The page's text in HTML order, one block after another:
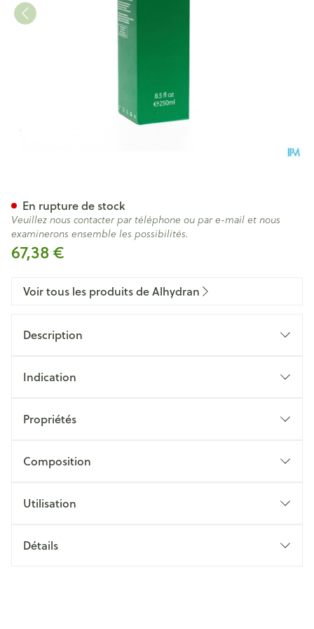
67,38 €
En rupture de stock
Veuillez nous contacter par téléphone ou par e-mail et nous
examinerons ensemble les possibilités.
Voir tous les produits de Alhydran
Description
Indication
Propriétés
Composition
Utilisation
Détails